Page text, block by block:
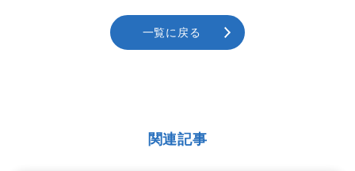
一覧に戻る
関連記事